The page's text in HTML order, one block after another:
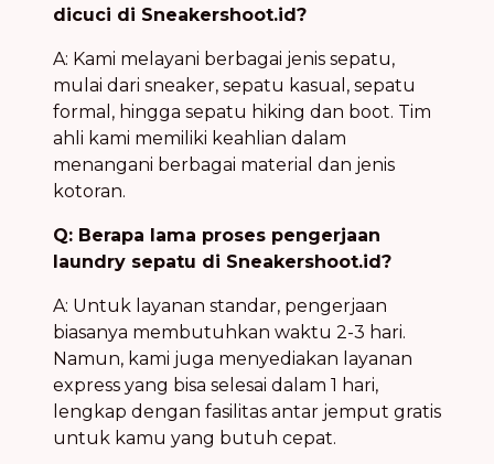
dicuci di Sneakershoot.id?
A: Kami melayani berbagai jenis sepatu,
mulai dari sneaker, sepatu kasual, sepatu
formal, hingga sepatu hiking dan boot. Tim
ahli kami memiliki keahlian dalam
menangani berbagai material dan jenis
kotoran.
Q: Berapa lama proses pengerjaan
laundry sepatu di Sneakershoot.id?
A: Untuk layanan standar, pengerjaan
biasanya membutuhkan waktu 2-3 hari.
Namun, kami juga menyediakan layanan
express yang bisa selesai dalam 1 hari,
lengkap dengan fasilitas antar jemput gratis
untuk kamu yang butuh cepat.